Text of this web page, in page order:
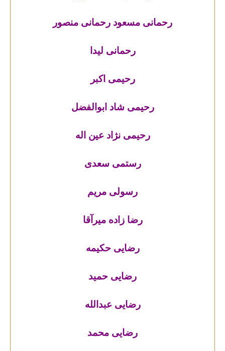
رحمانی مسعود رحمانی منصور
رحمانی لیدا
رحیمی اکبر
رحیمی شاد ابوالفضل
رحیمی نژاد عین اله
رستمی سعدی
رسولی مریم
رضا زاده میرآقا
رضایی حکیمه
رضایی حمید
رضایی عبدالله
رضایی محمد